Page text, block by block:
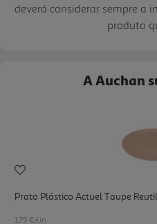
deverá considerar sempre a
produto
A Auchan
Prato Plástico Actuel Taupe
1.79 €/un